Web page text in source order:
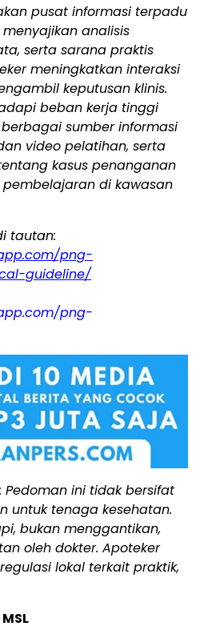
pusat informasi terpadu
analisis
serta sarana praktis
meningkatkan interaksi
keputusan klinis.
beban kerja tinggi
sumber informasi
video pelatihan, serta
kasus penanganan
di kawasan
tautan:
png-
guideline/
png-
ini tidak bersifat
untuk tenaga kesehatan.
bukan menggantikan,
oleh dokter. Apoteker
lokal terkait praktik,